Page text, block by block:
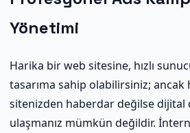
Yönetimi
Harika bir web sitesine, hızlı
tasarıma sahip olabilirsiniz;
sitenizden haberdar değilse dijital
ulaşmanız mümkün değildir.